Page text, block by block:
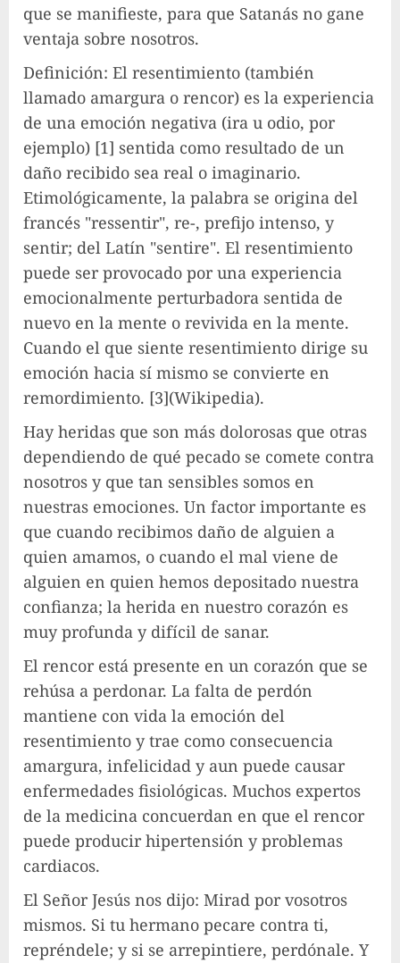
que se manifieste, para que Satanás no gane
ventaja sobre nosotros.
Definición: El resentimiento (también
llamado amargura o rencor) es la experiencia
de una emoción negativa (ira u odio, por
ejemplo) [1] sentida como resultado de un
daño recibido sea real o imaginario.
Etimológicamente, la palabra se origina del
francés "ressentir", re-, prefijo intenso, y
sentir; del Latín "sentire". El resentimiento
puede ser provocado por una experiencia
emocionalmente perturbadora sentida de
nuevo en la mente o revivida en la mente.
Cuando el que siente resentimiento dirige su
emoción hacia sí mismo se convierte en
remordimiento. [3](Wikipedia).
Hay heridas que son más dolorosas que otras
dependiendo de qué pecado se comete contra
nosotros y que tan sensibles somos en
nuestras emociones. Un factor importante es
que cuando recibimos daño de alguien a
quien amamos, o cuando el mal viene de
alguien en quien hemos depositado nuestra
confianza; la herida en nuestro corazón es
muy profunda y difícil de sanar.
El rencor está presente en un corazón que se
rehúsa a perdonar. La falta de perdón
mantiene con vida la emoción del
resentimiento y trae como consecuencia
amargura, infelicidad y aun puede causar
enfermedades fisiológicas. Muchos expertos
de la medicina concuerdan en que el rencor
puede producir hipertensión y problemas
cardiacos.
El Señor Jesús nos dijo: Mirad por vosotros
mismos. Si tu hermano pecare contra ti,
repréndele; y si se arrepintiere, perdónale. Y